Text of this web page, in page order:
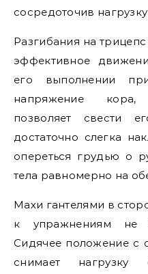
сосредоточив
Разгибания на
эффективное
его выполнении
напряжение кора,
позволяет свести
достаточно слегка
опереться грудью о
тела равномерно на
Махи гантелями в
к упражнениям не
Сидячее положение с
снимает нагрузку